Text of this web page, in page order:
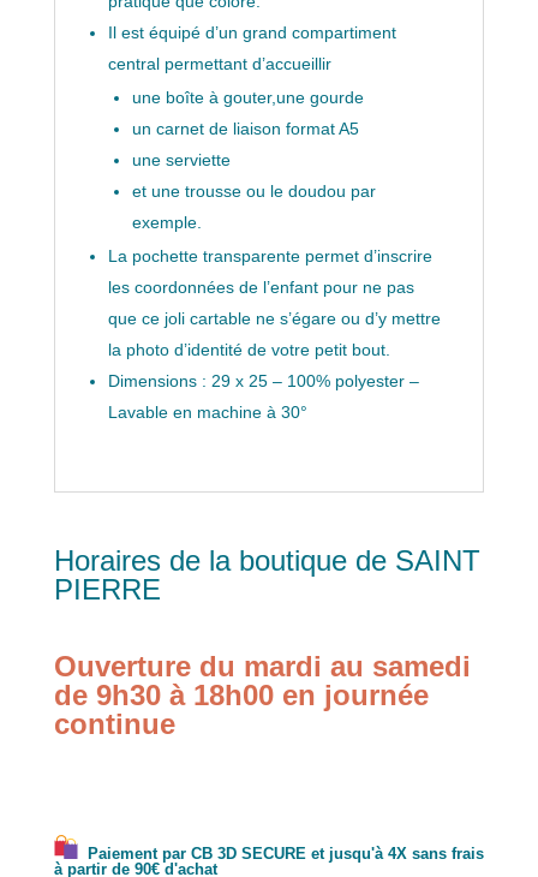
Il est équipé d’un grand compartiment
central permettant d’accueillir
une boîte à gouter,une gourde
un carnet de liaison format A5
une serviette
et une trousse ou le doudou par
exemple.
La pochette transparente permet d’inscrire
les coordonnées de l’enfant pour ne pas
que ce joli cartable ne s’égare ou d’y mettre
la photo d’identité de votre petit bout.
Dimensions : 29 x 25 – 100% polyester –
Lavable en machine à 30°
Horaires de la boutique de SAINT
PIERRE
Ouverture du mardi au samedi
de 9h30 à 18h00 en journée
continue
Paiement par CB 3D SECURE et jusqu'à 4X sans frais
à partir de 90€ d'achat